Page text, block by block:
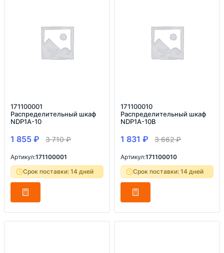
171100001
Распределительный шкаф
NDP1A-10
1 855 ₽ 3 710₽
Артикул:171100001
Срок поставки: 14 дней
171100010
Распределительный шкаф
NDP1A-10B
1 831 ₽ 3 662₽
Артикул:171100010
Срок поставки: 14 дней